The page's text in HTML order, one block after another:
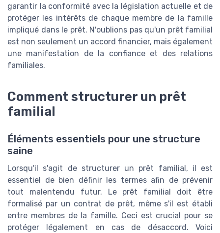
garantir la conformité avec la législation actuelle et de
protéger les intérêts de chaque membre de la famille
impliqué dans le prêt. N'oublions pas qu'un prêt familial
est non seulement un accord financier, mais également
une manifestation de la confiance et des relations
familiales.
Comment structurer un prêt
familial
Éléments essentiels pour une structure
saine
Lorsqu'il s'agit de structurer un prêt familial, il est
essentiel de bien définir les termes afin de prévenir
tout malentendu futur. Le prêt familial doit être
formalisé par un contrat de prêt, même s'il est établi
entre membres de la famille. Ceci est crucial pour se
protéger légalement en cas de désaccord. Voici